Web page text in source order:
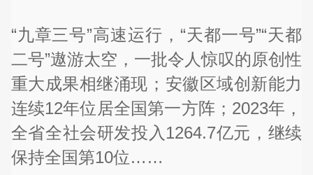
“九章三号”高速运行，“天都一号”“天都
二号”遨游太空，一批令人惊叹的原创性
重大成果相继涌现；安徽区域创新能力
连续12年位居全国第一方阵；2023年，
全省全社会研发投入1264.7亿元，继续
保持全国第10位……